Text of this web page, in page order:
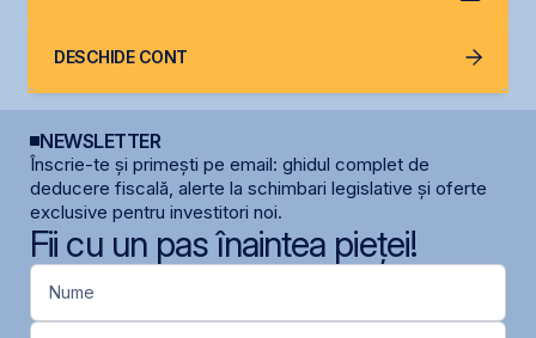
DESCHIDE CONT
NEWSLETTER
Înscrie-te și primești pe email: ghidul complet de
deducere fiscală, alerte la schimbari legislative și oferte
exclusive pentru investitori noi.
Fii cu un pas înaintea pieței!
Nume